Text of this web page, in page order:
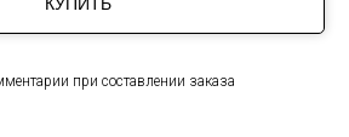
КУПИТЬ
при составлении заказа